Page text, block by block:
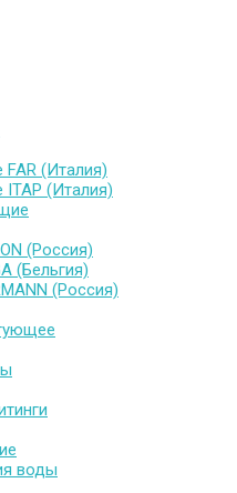
(Италия)
(Италия)
(Россия)
(Бельгия)
(Россия)
воды